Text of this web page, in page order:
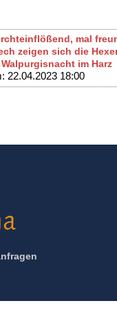
mal
zeigen sich die
im Harz
22.04.2023 18:00